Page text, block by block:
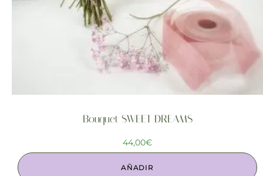
Bouquet SWEET DREAMS
44,00€
AÑADIR